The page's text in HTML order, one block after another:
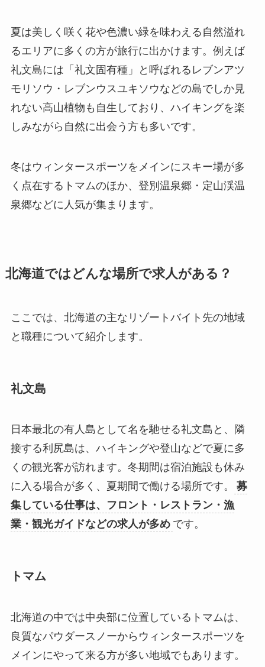
夏は美しく咲く花や色濃い緑を味わえる自然溢れ
るエリアに多くの方が旅行に出かけます。例えば
礼文島には「礼文固有種」と呼ばれるレブンアツ
モリソウ・レブンウスユキソウなどの島でしか見
れない高山植物も自生しており、ハイキングを楽
しみながら自然に出会う方も多いです。
冬はウィンタースポーツをメインにスキー場が多
く点在するトマムのほか、登別温泉郷・定山渓温
泉郷などに人気が集まります。
北海道ではどんな場所で求人がある？
ここでは、北海道の主なリゾートバイト先の地域
と職種について紹介します。
礼文島
日本最北の有人島として名を馳せる礼文島と、隣
接する利尻島は、ハイキングや登山などで夏に多
くの観光客が訪れます。冬期間は宿泊施設も休み
に入る場合が多く、夏期間で働ける場所です。
募
集している仕事は、フロント・レストラン・漁
業・観光ガイドなどの求人が多め です。
トマム
北海道の中では中央部に位置しているトマムは、
良質なパウダースノーからウィンタースポーツを
メインにやって来る方が多い地域でもあります。